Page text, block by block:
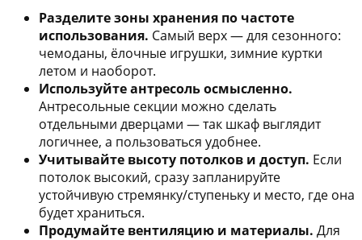
Разделите зоны хранения по частоте
использования. Самый верх — для сезонного:
чемоданы, ёлочные игрушки, зимние куртки
летом и наоборот.
Используйте антресоль осмысленно.
Антресольные секции можно сделать
отдельными дверцами — так шкаф выглядит
логичнее, а пользоваться удобнее.
Учитывайте высоту потолков и доступ. Если
потолок высокий, сразу запланируйте
устойчивую стремянку/ступеньку и место, где она
будет храниться.
Продумайте вентиляцию и материалы. Для